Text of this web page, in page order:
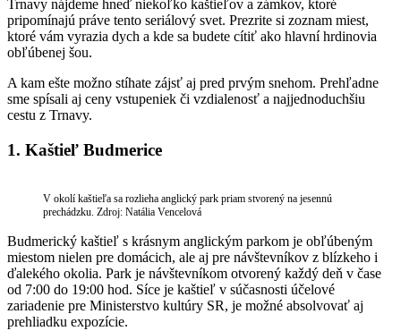
Trnavy nájdeme hneď niekoľko kaštieľov a zámkov, ktoré
pripomínajú práve tento seriálový svet. Prezrite si zoznam miest,
ktoré vám vyrazia dych a kde sa budete cítiť ako hlavní hrdinovia
obľúbenej šou.
A kam ešte možno stíhate zájsť aj pred prvým snehom. Prehľadne
sme spísali aj ceny vstupeniek či vzdialenosť a najjednoduchšiu
cestu z Trnavy.
1. Kaštieľ Budmerice
V okolí kaštieľa sa rozlieha anglický park priam stvorený na jesennú
prechádzku. Zdroj: Natália Vencelová
Budmerický kaštieľ s krásnym anglickým parkom je obľúbeným
miestom nielen pre domácich, ale aj pre návštevníkov z blízkeho i
ďalekého okolia. Park je návštevníkom otvorený každý deň v čase
od 7:00 do 19:00 hod. Síce je kaštieľ v súčasnosti účelové
zariadenie pre Ministerstvo kultúry SR, je možné absolvovať aj
prehliadku expozície.